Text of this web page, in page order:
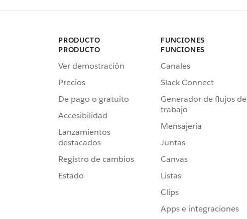
PRODUCTO
PRODUCTO
Ver demostración
Precios
De pago o gratuito
Accesibilidad
Lanzamientos
destacados
Registro de cambios
Estado
FUNCIONES
FUNCIONES
Canales
Slack Connect
Generador de flujos de
trabajo
Mensajería
Juntas
Canvas
Listas
Clips
Apps e integraciones